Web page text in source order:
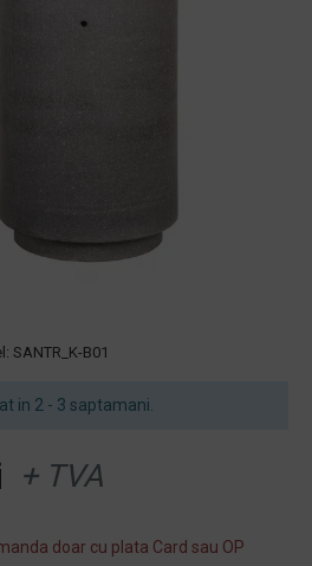
SANTR_K-B01
in 2 - 3 saptamani.
+ TVA
doar cu plata Card sau OP